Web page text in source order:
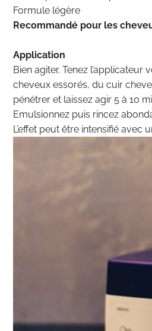
Formule légère
Recommandé pour les
Application
Bien agiter. Tenez
cheveux essorés, du cuir
pénétrer et laissez agir 5 à 10
Emulsionnez puis rincez
L’effet peut être intensifié avec